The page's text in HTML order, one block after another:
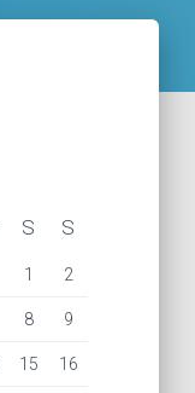
S S
1 2
8 9
15 16